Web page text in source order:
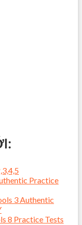
Practice
3 Authentic
8 Practice Tests